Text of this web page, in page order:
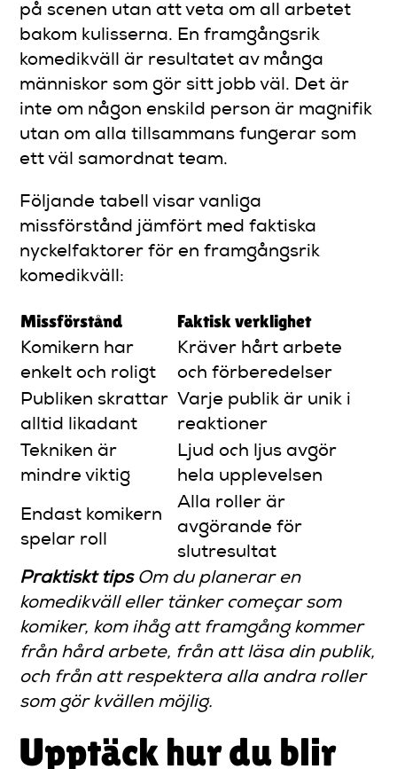
på scenen utan att veta om all arbetet
bakom kulisserna. En framgångsrik
komedikväll är resultatet av många
människor som gör sitt jobb väl. Det är
inte om någon enskild person är magnifik
utan om alla tillsammans fungerar som
ett väl samordnat team.
Följande tabell visar vanliga
missförstånd jämfört med faktiska
nyckelfaktorer för en framgångsrik
komedikväll:
Missförstånd Faktisk verklighet
Komikern har
enkelt och roligt
Kräver hårt arbete
och förberedelser
Publiken skrattar
alltid likadant
Varje publik är unik i
reaktioner
Tekniken är
mindre viktig
Ljud och ljus avgör
hela upplevelsen
Endast komikern
spelar roll
Alla roller är
avgörande för
slutresultat
Praktiskt tips Om du planerar en
komedikväll eller tänker começar som
komiker, kom ihåg att framgång kommer
från hård arbete, från att läsa din publik,
och från att respektera alla andra roller
som gör kvällen möjlig.
Upptäck hur du blir